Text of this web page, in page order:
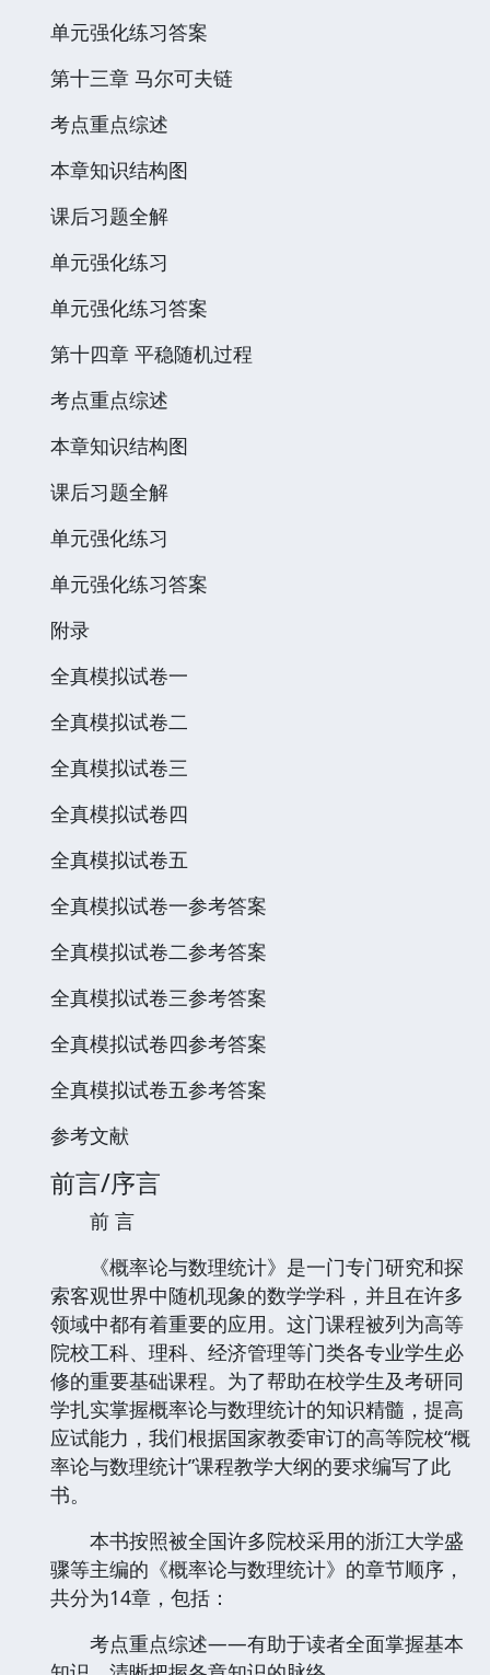
单元强化练习答案
第十三章 马尔可夫链
考点重点综述
本章知识结构图
课后习题全解
单元强化练习
单元强化练习答案
第十四章 平稳随机过程
考点重点综述
本章知识结构图
课后习题全解
单元强化练习
单元强化练习答案
附录
全真模拟试卷一
全真模拟试卷二
全真模拟试卷三
全真模拟试卷四
全真模拟试卷五
全真模拟试卷一参考答案
全真模拟试卷二参考答案
全真模拟试卷三参考答案
全真模拟试卷四参考答案
全真模拟试卷五参考答案
参考文献
前言/序言
前 言
《概率论与数理统计》是一门专门研究和探
索客观世界中随机现象的数学学科，并且在许多
领域中都有着重要的应用。这门课程被列为高等
院校工科、理科、经济管理等门类各专业学生必
修的重要基础课程。为了帮助在校学生及考研同
学扎实掌握概率论与数理统计的知识精髓，提高
应试能力，我们根据国家教委审订的高等院校“概
率论与数理统计”课程教学大纲的要求编写了此
书。
本书按照被全国许多院校采用的浙江大学盛
骤等主编的《概率论与数理统计》的章节顺序，
共分为14章，包括：
考点重点综述——有助于读者全面掌握基本